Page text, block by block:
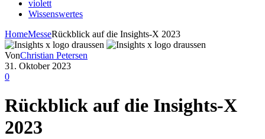
violett
Wissenswertes
HomeMesseRückblick auf die Insights-X 2023
VonChristian Petersen
31. Oktober 2023
0
Rückblick auf die Insights-X
2023